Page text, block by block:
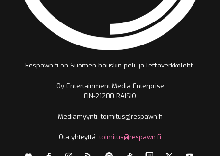
Respawn.fi on Suomen hauskin peli- ja leffaverkkolehti.
Oy Entertainment Media Enterprise
FIN-21200 RAISIO
Mediamyynti, toimitus@respawn.fi
Ota yhteyttä:toimitus@respawn.fi